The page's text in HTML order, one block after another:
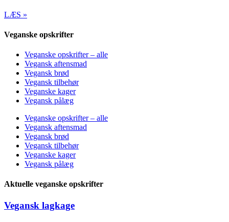
LÆS »
Veganske opskrifter
Veganske opskrifter – alle
Vegansk aftensmad
Vegansk brød
Vegansk tilbehør
Veganske kager
Vegansk pålæg
Veganske opskrifter – alle
Vegansk aftensmad
Vegansk brød
Vegansk tilbehør
Veganske kager
Vegansk pålæg
Aktuelle veganske opskrifter
Vegansk lagkage